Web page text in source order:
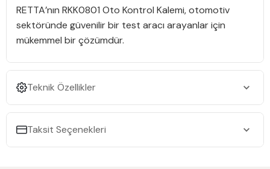
RETTA’nın RKK0801 Oto Kontrol Kalemi, otomotiv
sektöründe güvenilir bir test aracı arayanlar için
mükemmel bir çözümdür.
Teknik Özellikler
Taksit Seçenekleri